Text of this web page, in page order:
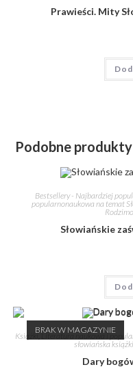
Prawieści. Mity
Podobne produkty
Bestsellery - Najbardziej
popularnonaukowa na temat
Słowiańskie
BRAK W MAGAZYNIE
Książki,Literatura naukowa i
słowiańska książki
Dary